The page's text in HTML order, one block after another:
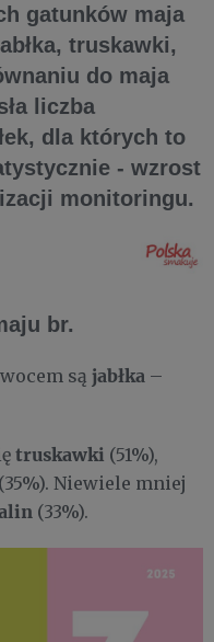
gatunków maja
truskawki,
do maja
liczba
dla których to
- wzrost
monitoringu.
br.
są jabłka –
truskawki (51%),
(35%). Niewiele mniej
(33%).